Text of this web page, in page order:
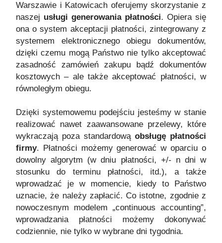
Warszawie i Katowicach oferujemy skorzystanie z
naszej usługi generowania płatności. Opiera się
ona o system akceptacji płatności, zintegrowany z
systemem elektronicznego obiegu dokumentów,
dzięki czemu mogą Państwo nie tylko akceptować
zasadność zamówień zakupu bądź dokumentów
kosztowych – ale także akceptować płatności, w
równoległym obiegu.
Dzięki systemowemu podejściu jesteśmy w stanie
realizować nawet zaawansowane przelewy, które
wykraczają poza standardową obsługę płatności
firmy. Płatności możemy generować w oparciu o
dowolny algorytm (w dniu płatności, +/- n dni w
stosunku do terminu płatności, itd.), a także
wprowadzać je w momencie, kiedy to Państwo
uznacie, że należy zapłacić. Co istotne, zgodnie z
nowoczesnym modelem „continuous accounting”,
wprowadzania płatności możemy dokonywać
codziennie, nie tylko w wybrane dni tygodnia.